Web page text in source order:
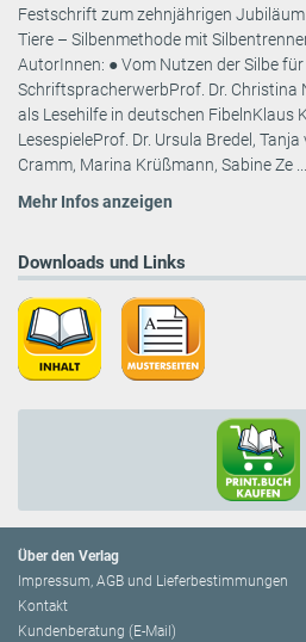
Festschrift zum zehnjährigen
Tiere – Silbenmethode mit
AutorInnen: ● Vom Nutzen der Silbe für
SchriftspracherwerbProf. Dr. Christina
als Lesehilfe in deutschen FibelnKlaus
LesespieleProf. Dr. Ursula Bredel,
Cramm, Marina Krüßmann, Sabine Ze ...
Mehr Infos anzeigen
Downloads und Links
Über den Verlag
Impressum, AGB und Lieferbestimmungen
Kontakt
Kundenberatung (E-Mail)